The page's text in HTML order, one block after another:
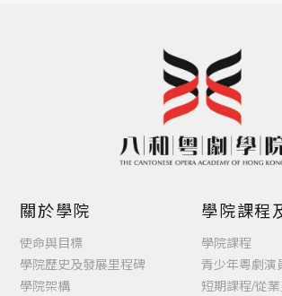
關於學院
使命與目標
學院歷史及發展里程碑
學院架構
學院課程
學院課程
青少年粵劇演
短期課程/從